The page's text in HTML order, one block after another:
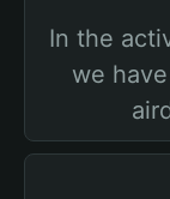
In the
we